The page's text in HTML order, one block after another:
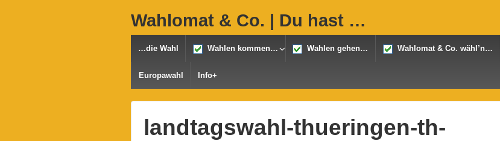
Wahlomat & Co. | Du hast …
…die Wahl Wahlen kommen… Wahlen gehen… Wahlomat & Co. wähl’n…
Europawahl Info+
landtagswahl-thueringen-th-